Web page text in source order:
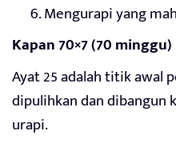
Mengurapi yang
Kapan 70×7 (70
Ayat 25 adalah titik awal
dipulihkan dan dibangun
urapi.